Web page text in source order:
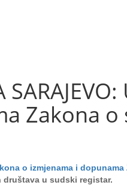
Zakona o
o izmjenama i
u sudski registar.